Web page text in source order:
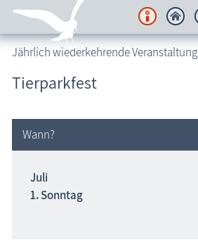
Unterkünfte
Regionales
Urlaubsorte
Freizeit
Jährlich wiederkehrende Veranstaltung
Tierparkfest
Wann?
Juli
1. Sonntag